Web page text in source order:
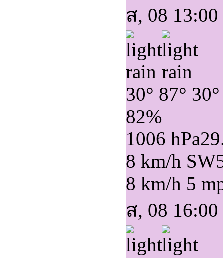
ส, 08 13:00
30° 87° 30°
82%
1006 hPa
8 km/h SW
8 km/h 5
ส, 08 16:00